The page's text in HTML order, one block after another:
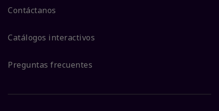
Contáctanos
Catálogos interactivos
Preguntas frecuentes